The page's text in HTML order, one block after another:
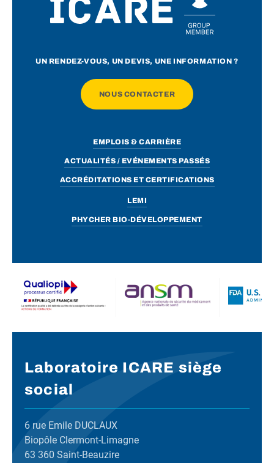
UN RENDEZ-VOUS, UN DEVIS, UNE INFORMATION ?
NOUS CONTACTER
EMPLOIS & CARRIÈRE
ACTUALITÉS / EVÉNEMENTS PASSÉS
ACCRÉDITATIONS ET CERTIFICATIONS
LEMI
PHYCHER BIO-DÉVELOPPEMENT
Laboratoire ICARE siège
social
6 rue Emile DUCLAUX
Biopôle Clermont-Limagne
63 360 Saint-Beauzire